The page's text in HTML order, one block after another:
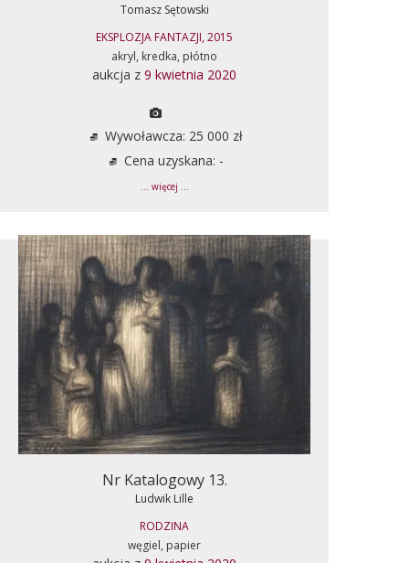
Tomasz Sętowski
EKSPLOZJA FANTAZJI, 2015
akryl, kredka, płótno
aukcja z 9 kwietnia 2020
Wywoławcza: 25 000 zł
Cena uzyskana: -
... więcej ...
Nr Katalogowy 13.
Ludwik Lille
RODZINA
węgiel, papier